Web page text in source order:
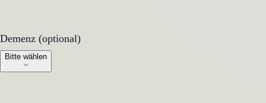
Demenz (optional)
Demenz (optional)
Bitte wählen